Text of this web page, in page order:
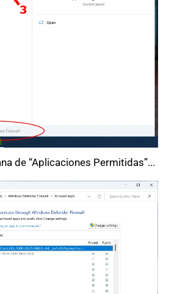
de “Aplicaciones Permitidas”...